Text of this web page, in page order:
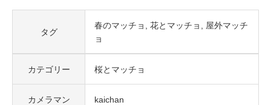
タグ
春のマッチョ 花とマッチョ
屋外マッチ
ョ
カテゴリー 桜とマッチョ
カメラマン kaichan